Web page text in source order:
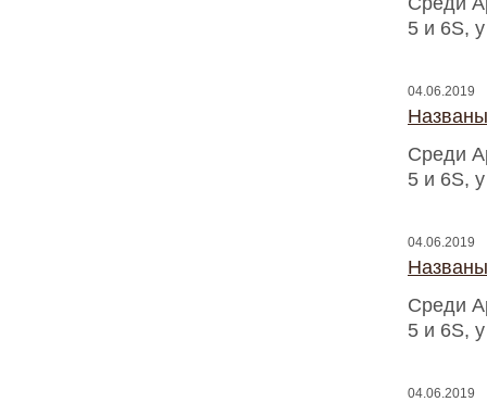
5 и 6S,
04.06.2019
Среди
5 и 6S,
04.06.2019
Среди
5 и 6S,
04.06.2019